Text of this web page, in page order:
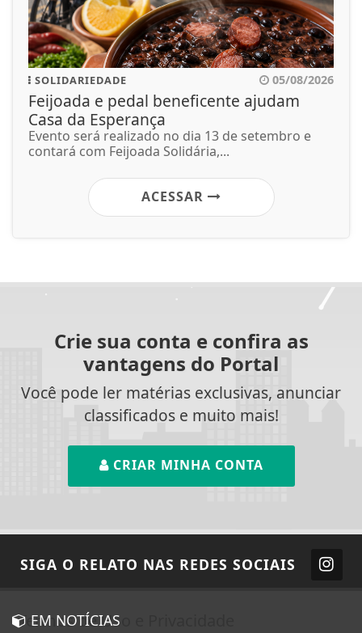
SOLIDARIEDADE 05/08/2026
Feijoada e pedal beneficente ajudam
Casa da Esperança
Evento será realizado no dia 13 de setembro e
contará com Feijoada Solidária,...
ACESSAR
Crie sua conta e confira as
vantagens do Portal
Você pode ler matérias exclusivas, anunciar
classificados e muito mais!
CRIAR MINHA CONTA
SIGA O RELATO NAS REDES SOCIAIS
EM NOTÍCIAS
Termos de Uso e Privacidade